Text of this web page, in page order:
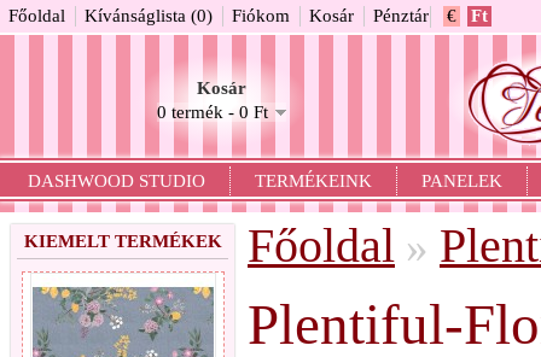
€ Ft
Kosár
0 termék - 0 Ft
Főoldal Kívánságlista (0) Fiókom Kosár Pénztár
DASHWOOD STUDIO TERMÉKEINK PANELEK
KIEMELT TERMÉKEK Főoldal »
Plentiful-